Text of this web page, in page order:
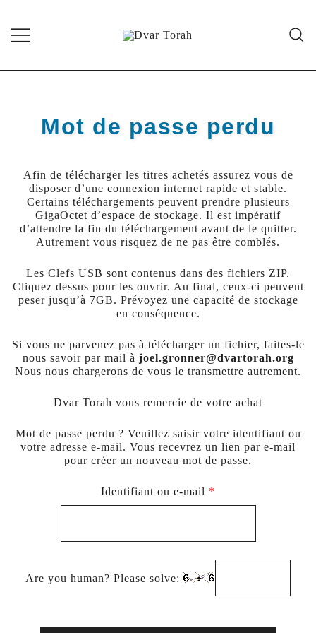
content
Mot de passe perdu
Afin de télécharger les titres achetés assurez vous de
disposer d’une connexion internet rapide et stable.
Certains téléchargements peuvent prendre plusieurs
GigaOctet d’espace de stockage. Il est impératif
d’attendre la fin du téléchargement avant de le quitter.
Autrement vous risquez de ne pas être comblés.
Les Clefs USB sont contenus dans des fichiers ZIP.
Cliquez dessus pour les ouvrir. Au final, ceux-ci peuvent
peser jusqu’à 7GB. Prévoyez une capacité de stockage
en conséquence.
Si vous ne parvenez pas à télécharger un fichier, faites-le
nous savoir par mail à joel.gronner@dvartorah.org
Nous nous chargerons de vous le transmettre autrement.
Dvar Torah vous remercie de votre achat
Mot de passe perdu ? Veuillez saisir votre identifiant ou
votre adresse e-mail. Vous recevrez un lien par e-mail
pour créer un nouveau mot de passe.
Identifiant ou e-mail *
Are you human? Please solve: